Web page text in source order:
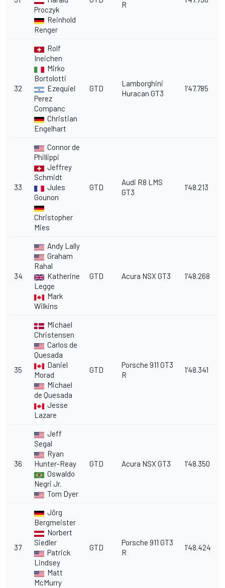
Proczyk
Reinhold
Renger
R
32
Rolf
Ineichen
Mirko
Bortolotti
Ezequiel
Perez
Companc
Christian
Engelhart
GTD
Lamborghini
Huracan GT3
1'47.785
33
Connor de
Phillippi
Jeffrey
Schmidt
Jules
Gounon
Christopher
Mies
GTD
Audi R8 LMS
GT3
1'48.213
34
Andy Lally
Graham
Rahal
Katherine
Legge
Mark
Wilkins
GTD Acura NSX GT3 1'48.268
35
Michael
Christensen
Carlos de
Quesada
Daniel
Morad
Michael
de Quesada
Jesse
Lazare
GTD
Porsche 911 GT3
R
1'48.341
36
Jeff
Segal
Ryan
Hunter-Reay
Oswaldo
Negri Jr.
Tom Dyer
GTD Acura NSX GT3 1'48.350
37
Jörg
Bergmeister
Norbert
Siedler
Patrick
Lindsey
Matt
McMurry
GTD
Porsche 911 GT3
R
1'48.424